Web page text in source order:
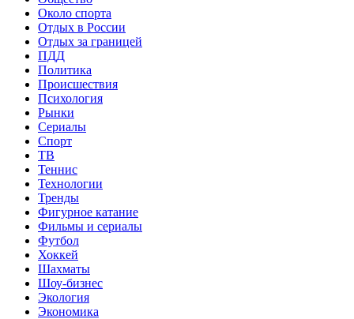
Около спорта
Отдых в России
Отдых за границей
ПДД
Политика
Происшествия
Психология
Рынки
Сериалы
Спорт
ТВ
Теннис
Технологии
Тренды
Фигурное катание
Фильмы и сериалы
Футбол
Хоккей
Шахматы
Шоу-бизнес
Экология
Экономика